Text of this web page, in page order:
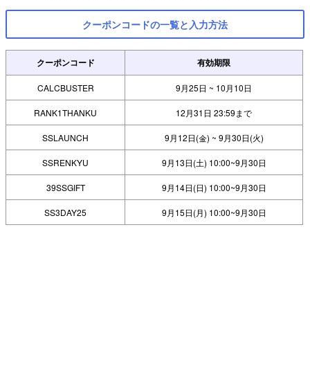
クーポンコードの一覧と入力方法
クーポンコード 有効期限
CALCBUSTER 9月25日 ~ 10月10日
RANK1THANKU 12月31日 23:59まで
SSLAUNCH 9月12日(金) ~ 9月30日(火)
SSRENKYU 9月13日(土) 10:00~9月30日
39SSGIFT 9月14日(日) 10:00~9月30日
SS3DAY25 9月15日(月) 10:00~9月30日